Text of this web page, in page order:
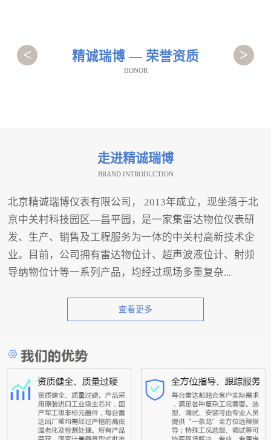
精诚瑞博 — 荣誉资质
HONOR
< >
走进精诚瑞博
BRAND INTRODUCTION
北京精诚瑞博仪表有限公司， 2013年成立，现坐落于北
京中关村科技园区—昌平园，是一家集雷达物位仪表研
发、生产、销售及工程服务为一体的中关村高新技术企
业。目前，公司拥有雷达物位计、超声波液位计、射频
导纳物位计等一系列产品，均经过现场多重复杂...
查看更多